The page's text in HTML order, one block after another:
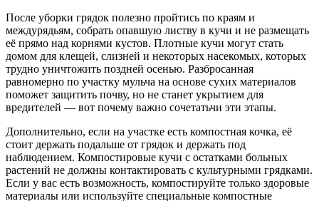
После уборки грядок полезно пройтись по краям и
междурядьям, собрать опавшую листву в кучи и не размещать
её прямо над корнями кустов. Плотные кучи могут стать
домом для клещей, слизней и некоторых насекомых, которых
трудно уничтожить поздней осенью. Разбросанная
равномерно по участку мульча на основе сухих материалов
поможет защитить почву, но не станет укрытием для
вредителей — вот почему важно сочетатьчи эти этапы.
Дополнительно, если на участке есть компостная кочка, её
стоит держать подальше от грядок и держать под
наблюдением. Компостировые кучи с остатками больных
растений не должны контактировать с культурными грядками.
Если у вас есть возможность, компостируйте только здоровые
материалы или используйте специальные компостные